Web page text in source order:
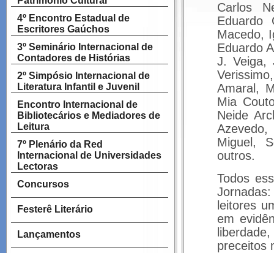
4º Encontro Estadual de
Escritores Gaúchos
3º Seminário Internacional de
Contadores de Histórias
2º Simpósio Internacional de
Literatura Infantil e Juvenil
Encontro Internacional de
Bibliotecários e Mediadores de
Leitura
7º Plenário da Red
Internacional de Universidades
Lectoras
Concursos
Festerê Literário
Lançamentos
Carlos
Eduardo
Macedo,
Eduardo
J. Veiga,
Amaral,
Mia
Neide
Miguel,
outros.
Todos
leitores
em
preceitos